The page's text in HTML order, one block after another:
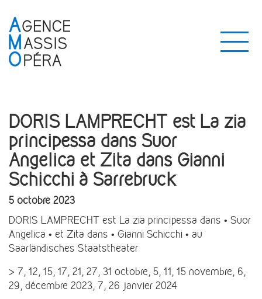
DORIS LAMPRECHT est La zia
principessa dans Suor
Angelica et Zita dans Gianni
Schicchi à Sarrebruck
5 octobre 2023
DORIS LAMPRECHT est La zia principessa dans • Suor
Angelica • et Zita dans • Gianni Schicchi • au
Saarländisches Staatstheater
> 7, 12, 15, 17, 21, 27, 31 octobre, 5, 11, 15 novembre, 6,
29, décembre 2023, 7, 26 janvier 2024